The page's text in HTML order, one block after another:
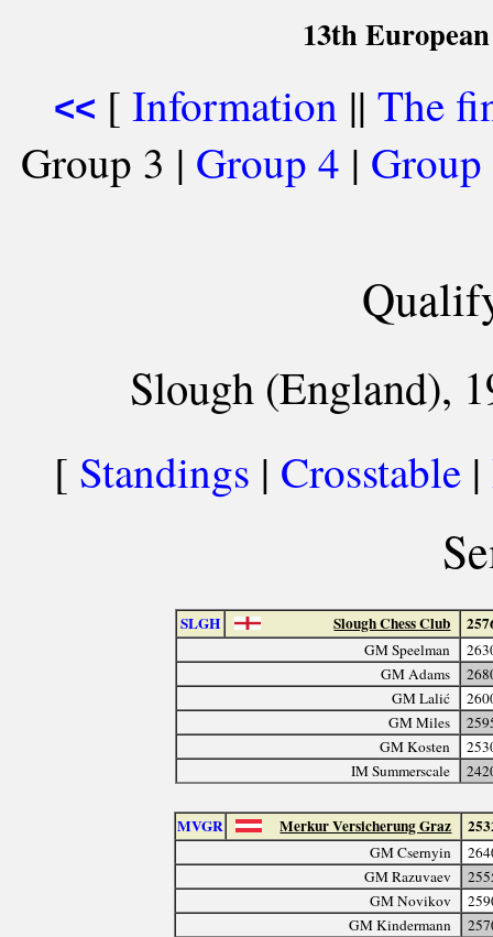
13th
<< [ Information || The
Group 3 | Group 4 |
Slough (England),
[ Standings | Crosstable |
SLGH Slough Chess Club
GM Speelman
GM Adams
GM Lalić
GM Miles
GM Kosten
IM Summerscale
MVGR Merkur Versicherung Graz
GM Csernyin
GM Razuvaev
GM Novikov
GM Kindermann